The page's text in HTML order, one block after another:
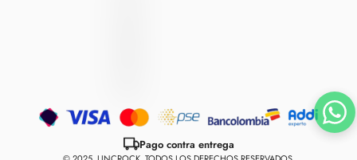
Métodos
de
Pago contra entrega